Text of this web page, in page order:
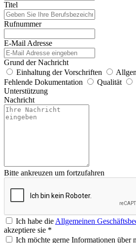
Titel
Rufnummer
E-Mail Adresse
Grund der Nachricht
Einhaltung der Vorschriften
Fehlende Dokumentation
Qualität
Unterstützung
Nachricht
Bitte ankreuzen um fortzufahren
Ich habe die Allgemeinen
akzeptiere sie *
Ich möchte gerne Informationen über